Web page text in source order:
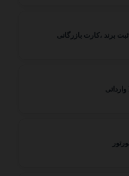
برند ،کارت بازرگانی